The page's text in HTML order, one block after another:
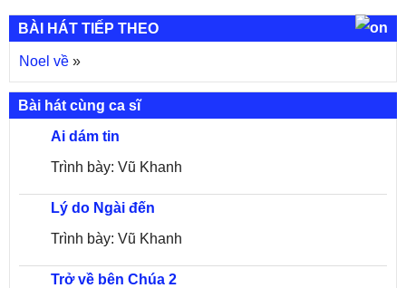
BÀI HÁT TIẾP THEO
Noel về »
Bài hát cùng ca sĩ
Ai dám tin
Trình bày: Vũ Khanh
Lý do Ngài đến
Trình bày: Vũ Khanh
Trở về bên Chúa 2